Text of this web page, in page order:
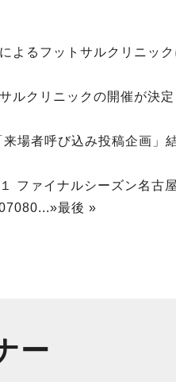
よるフットサルクリニッ
ルクリニックの開催が決
場者呼び込み投稿企画」
ファイナルシーズン名古
7080...»最後 »
ー